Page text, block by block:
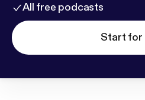
All free podcasts
Start for